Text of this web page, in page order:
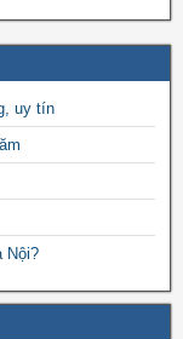
uy tín
Nội?